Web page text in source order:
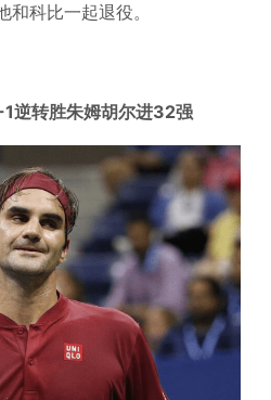
科比一起退役。
逆转胜朱姆胡尔进32强